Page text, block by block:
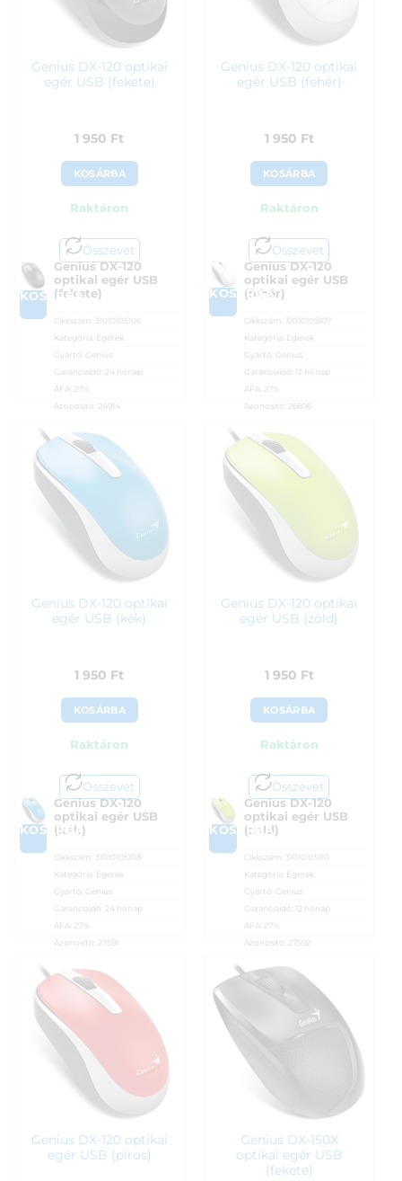
Genius DX-120 optikai
egér USB (fekete)
1 950 Ft
KOSÁRBA
Raktáron
Összevet
KOSÁRBA
Genius DX-120
optikai egér USB
(fekete)
Cikkszám:
31010105106
Kategória: Egerek
Gyártó: Genius
Garanciaidő:
24 hónap
ÁFA:
27%
Azonosító:
24914
1 950Ft
Genius DX-120 optikai
egér USB (fehér)
1 950 Ft
KOSÁRBA
Raktáron
Összevet
KOSÁRBA
Genius DX-120
optikai egér USB
(fehér)
Cikkszám:
31010105107
Kategória: Egerek
Gyártó: Genius
Garanciaidő: 12 hónap
ÁFA:
27%
Azonosító:
26606
1 950Ft
Genius DX-120 optikai
egér USB (kék)
1 950 Ft
KOSÁRBA
Raktáron
Összevet
KOSÁRBA
Genius DX-120
optikai egér USB
(kék)
Cikkszám:
31010105108
Kategória: Egerek
Gyártó: Genius
Garanciaidő:
24 hónap
ÁFA:
27%
Azonosító:
27591
1 950Ft
Genius DX-120 optikai
egér USB (zöld)
1 950 Ft
KOSÁRBA
Raktáron
Összevet
KOSÁRBA
Genius DX-120
optikai egér USB
(zöld)
Cikkszám:
31010105110
Kategória: Egerek
Gyártó: Genius
Garanciaidő: 12 hónap
ÁFA:
27%
Azonosító:
27592
1 950Ft
Genius DX-120 optikai
egér USB (piros)
Genius DX-150X
optikai egér USB
(fekete)